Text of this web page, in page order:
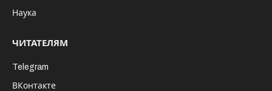
Наука
ЧИТАТЕЛЯМ
Telegram
ВКонтакте